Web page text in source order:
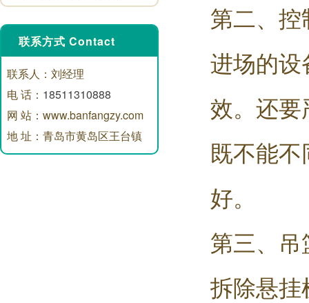
联系方式 Contact
联系人：刘经理
电 话： 18511310888
网 站：www.banfangzy.com
地 址：青岛市黄岛区王台镇
第二、
进场的
效。还
既不能
好。
第三、
拆除悬